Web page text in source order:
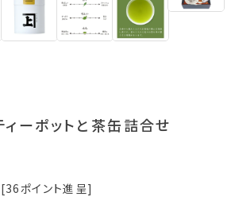
ィーポットと茶缶詰合せ
36ポイント進呈